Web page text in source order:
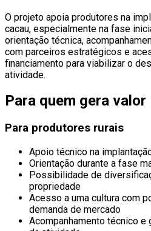
O projeto apoia produtores na
cacau, especialmente na fase
orientação técnica,
com parceiros estratégicos e
financiamento para viabilizar o
atividade.
Para quem gera valor
Para produtores rurais
Apoio técnico na
Orientação durante a fase
Possibilidade de
propriedade
Acesso a uma cultura com
demanda de mercado
Acompanhamento técnico e